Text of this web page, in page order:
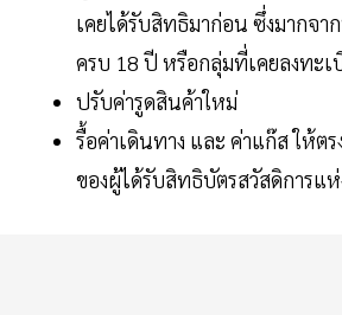
เคยได้รับสิทธิมาก่อน ซึ่งมากจา
ครบ 18 ปี หรือกลุ่มที่เคยลงทะ
ปรับค่ารูดสินค้าใหม่
รื้อค่าเดินทาง และ ค่าแก๊ส ให้ตร
ของผู้ได้รับสิทธิบัตรสวัสดิการแ